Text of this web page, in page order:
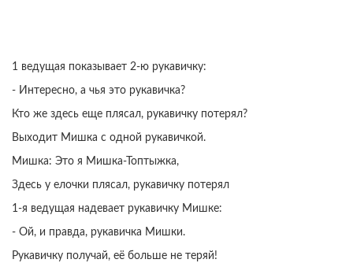
1 ведущая показывает 2-ю рукавичку:
- Интересно, а чья это рукавичка?
Кто же здесь еще плясал, рукавичку потерял?
Выходит Мишка с одной рукавичкой.
Мишка: Это я Мишка-Топтыжка,
Здесь у елочки плясал, рукавичку потерял
1-я ведущая надевает рукавичку Мишке:
- Ой, и правда, рукавичка Мишки.
Рукавичку получай, её больше не теряй!